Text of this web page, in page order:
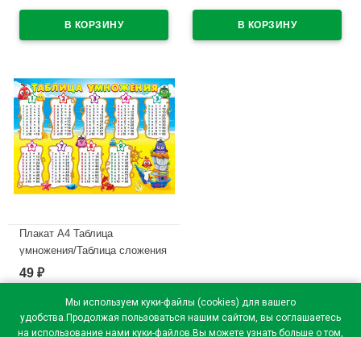
Мы используем куки-файлы (cookies) для вашего
удобства.Продолжая пользоваться нашим сайтом, вы соглашаетесь
на использование нами куки-файлов.Вы можете узнать больше о том,
Плакат А4 Таблица
умножения/Таблица сложения
двусторонний арт.071.121
В наличии
49 ₽